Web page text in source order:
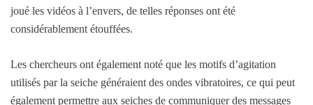
joué les vidéos à l’envers, de telles réponses ont été
considérablement étouffées.
Les chercheurs ont également noté que les motifs d’agitation
utilisés par la seiche généraient des ondes vibratoires, ce qui peut
également permettre aux seiches de communiquer des messages